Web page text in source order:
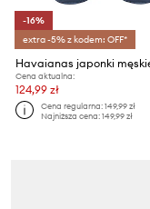
-16%
extra -5% z kodem: OFF*
Cena aktualna:
124,99 zł
Cena regularna:149,99 zł
Najniższa cena:149,99 zł